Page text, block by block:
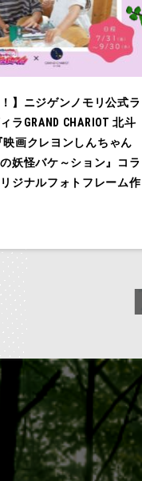
】ニジゲンノモリ公式ラ
ラGRAND CHARIOT 北斗
映画クレヨンしんちゃん
妖怪バケ～ション』コラ
ジナルフォトフレーム作